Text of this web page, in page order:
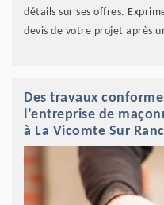
détails sur ses offres.
devis de votre projet après
Des travaux
l’entreprise de
à La Vicomte Sur